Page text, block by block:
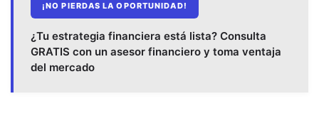
¡NO PIERDAS LA OPORTUNIDAD!
¿Tu estrategia financiera está lista? Consulta
GRATIS con un asesor financiero y toma ventaja
del mercado